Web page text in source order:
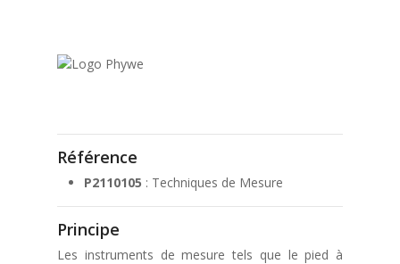
Référence
P2110105 : Techniques de Mesure
Principe
Les instruments de mesure tels que le pied à